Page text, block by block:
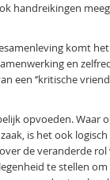
handreikingen
komt
en
‘’kritische
opvoeden. Waar
is het ook
de veranderde
te stellen